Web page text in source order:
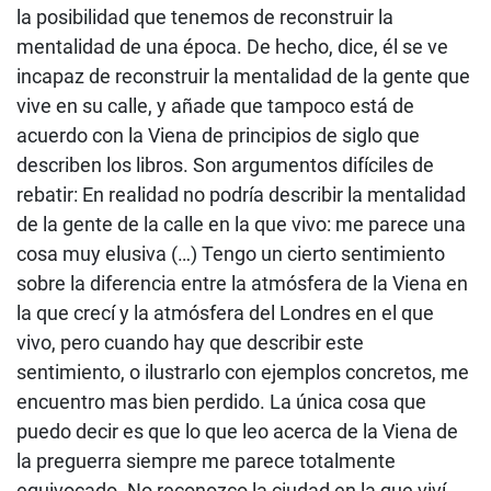
la posibilidad que tenemos de reconstruir la
mentalidad de una época. De hecho, dice, él se ve
incapaz de reconstruir la mentalidad de la gente que
vive en su calle, y añade que tampoco está de
acuerdo con la Viena de principios de siglo que
describen los libros. Son argumentos difíciles de
rebatir: En realidad no podría describir la mentalidad
de la gente de la calle en la que vivo: me parece una
cosa muy elusiva (…) Tengo un cierto sentimiento
sobre la diferencia entre la atmósfera de la Viena en
la que crecí y la atmósfera del Londres en el que
vivo, pero cuando hay que describir este
sentimiento, o ilustrarlo con ejemplos concretos, me
encuentro mas bien perdido. La única cosa que
puedo decir es que lo que leo acerca de la Viena de
la preguerra siempre me parece totalmente